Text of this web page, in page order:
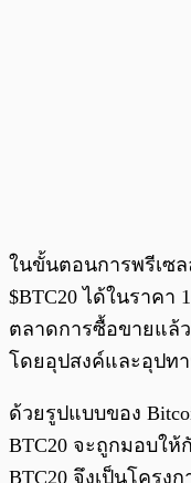
ในขั้นตอนการพรีเซ
$BTC20 ได้ในราคา
ตลาดการซื้อขายแล้
โดยอุปสงค์และอุปท
ด้วยรูปแบบของ
BTC20 จะถูกมอบใ
BTC20 จึงเป็นโครง